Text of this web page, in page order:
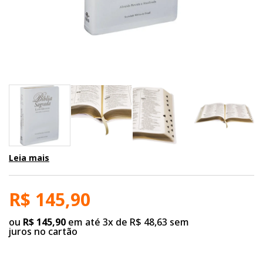
Leia mais
R$ 145,90
ou R$ 145,90 em até 3x de R$ 48,63 sem
juros no cartão